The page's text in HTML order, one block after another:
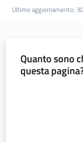
r
Ultimo aggiornamento:
Quanto sono
questa